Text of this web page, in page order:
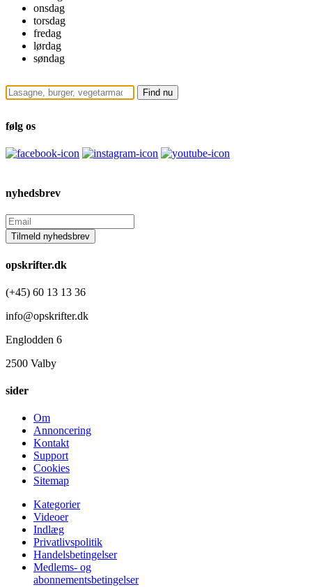
onsdag
torsdag
fredag
lørdag
søndag
følg os
nyhedsbrev
opskrifter.dk
(+45) 60 13 13 36
info@opskrifter.dk
Englodden 6
2500 Valby
sider
Om
Annoncering
Kontakt
Support
Cookies
Sitemap
Kategorier
Videoer
Indlæg
Privatlivspolitik
Handelsbetingelser
Medlems- og
abonnementsbetingelser